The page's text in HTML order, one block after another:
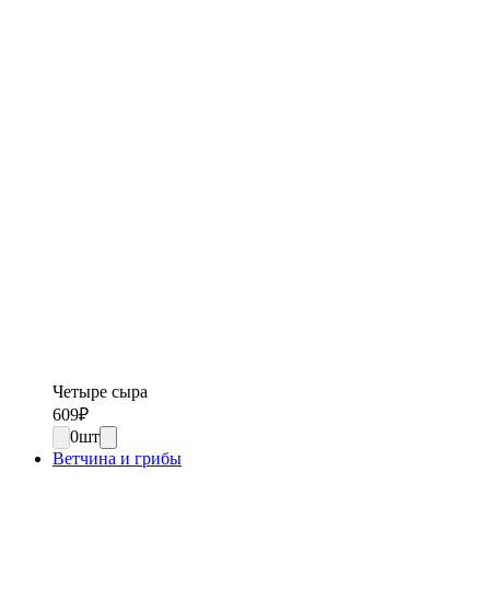
Четыре сыра
609₽
0шт
Ветчина и грибы